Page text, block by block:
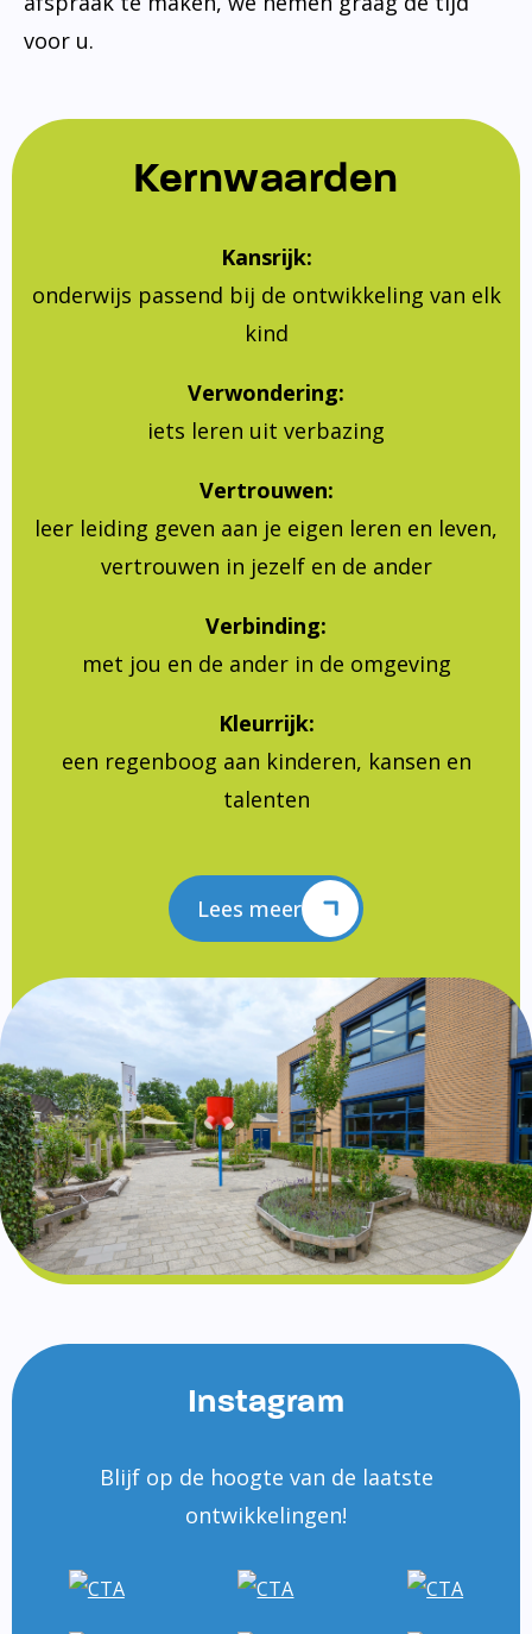
voor u.
Kernwaarden
Kansrijk:
onderwijs passend bij de ontwikkeling van elk
kind
Verwondering:
iets leren uit verbazing
Vertrouwen:
leer leiding geven aan je eigen leren en leven,
vertrouwen in jezelf en de ander
Verbinding:
met jou en de ander in de omgeving
Kleurrijk:
een regenboog aan kinderen, kansen en
talenten
Lees meer
Instagram
Blijf op de hoogte van de laatste
ontwikkelingen!